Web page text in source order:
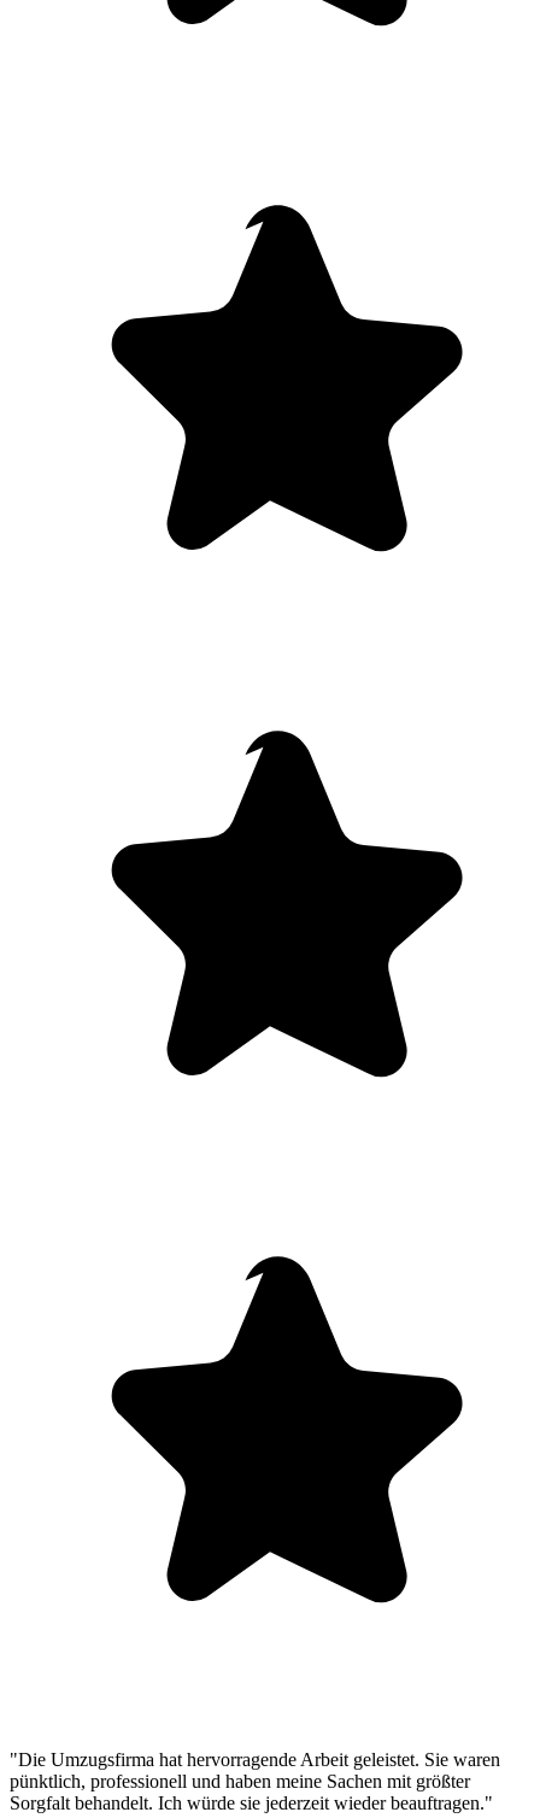
"Die Umzugsfirma hat hervorragende Arbeit geleistet. Sie waren
pünktlich, professionell und haben meine Sachen mit größter
Sorgfalt behandelt. Ich würde sie jederzeit wieder beauftragen."